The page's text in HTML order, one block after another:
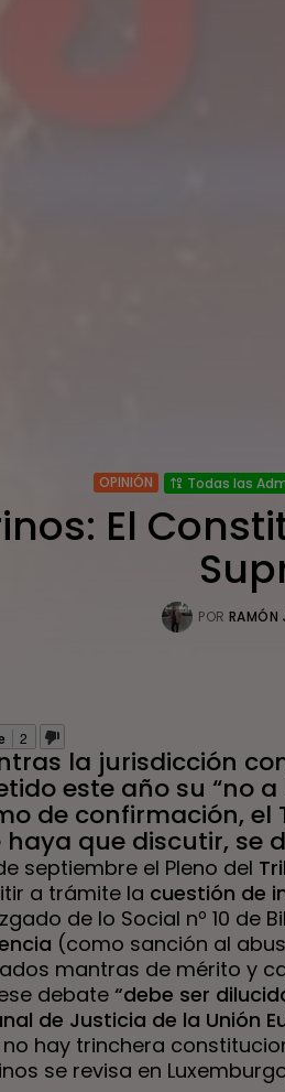
OPINIÓN Todas las
El
POR RAMÓN
2
la jurisdicción
este año su “no
de confirmación, el
haya que discutir, se
septiembre el Pleno del
a trámite la cuestión de
de lo Social nº 10 de
(como sanción al
mantras de mérito y
debate“debe ser
de Justicia de la Unión
hay trinchera
se revisa en